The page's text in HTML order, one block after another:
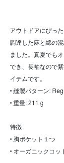
アウトドアにぴっ
調達した麻と綿の
ました。真夏でも
でき、長袖なので
イテムです。
• 縫製パターン:
• 重量: 211 g
特徴
• 胸ポケット１つ
• オーガニックコッ